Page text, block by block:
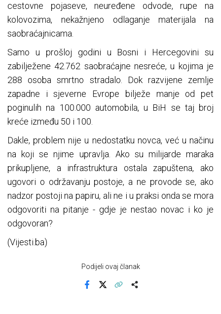
cestovne pojaseve, neuređene odvode, rupe na
kolovozima, nekažnjeno odlaganje materijala na
saobraćajnicama.
Samo u prošloj godini u Bosni i Hercegovini su
zabilježene 42.762 saobraćajne nesreće, u kojima je
288 osoba smrtno stradalo. Dok razvijene zemlje
zapadne i sjeverne Evrope bilježe manje od pet
poginulih na 100.000 automobila, u BiH se taj broj
kreće između 50 i 100.
Dakle, problem nije u nedostatku novca, već u načinu
na koji se njime upravlja. Ako su milijarde maraka
prikupljene, a infrastruktura ostala zapuštena, ako
ugovori o održavanju postoje, a ne provode se, ako
nadzor postoji na papiru, ali ne i u praksi onda se mora
odgovoriti na pitanje - gdje je nestao novac i ko je
odgovoran?
(Vijesti.ba)
Podijeli ovaj članak